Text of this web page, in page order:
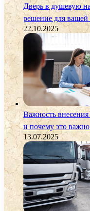
Дверь в душевую
решение для
22.10.2025
Важность
и почему это важно
13.07.2025